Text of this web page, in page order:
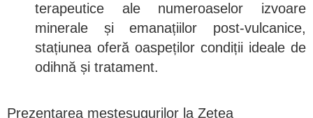
terapeutice ale numeroaselor izvoare
minerale și emanațiilor post-vulcanice,
stațiunea oferă oaspeților condiții ideale de
odihnă și tratament.
Prezentarea meşteşugurilor la Zetea